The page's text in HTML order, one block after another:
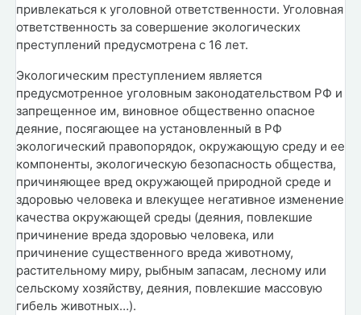
привлекаться к уголовной ответственности. Уголовная
ответственность за совершение экологических
преступлений предусмотрена с 16 лет.
Экологическим преступлением является
предусмотренное уголовным законодательством РФ и
запрещенное им, виновное общественно опасное
деяние, посягающее на установленный в РФ
экологический правопорядок, окружающую среду и ее
компоненты, экологическую безопасность общества,
причиняющее вред окружающей природной среде и
здоровью человека и влекущее негативное изменение
качества окружающей среды (деяния, повлекшие
причинение вреда здоровью человека, или
причинение существенного вреда животному,
растительному миру, рыбным запасам, лесному или
сельскому хозяйству, деяния, повлекшие массовую
гибель животных…).